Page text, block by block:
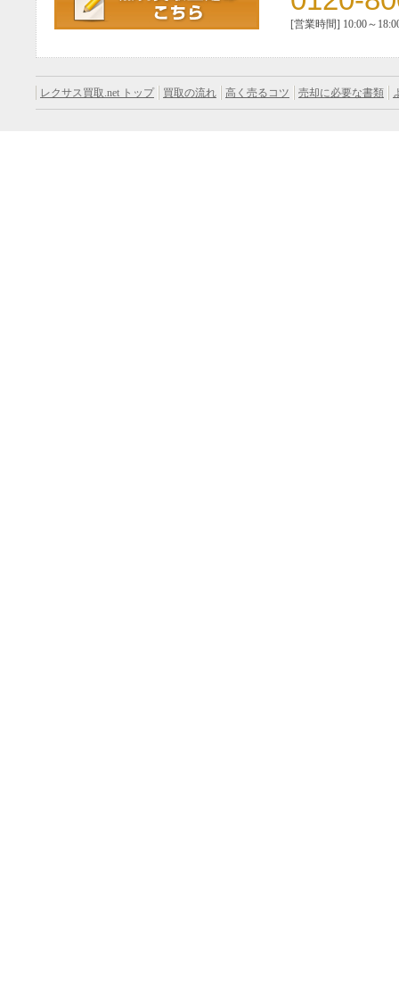
[営業時間] 10:00～
レクサス買取.net トップ 買取の流れ 高く売るコツ 売却に必要な書類